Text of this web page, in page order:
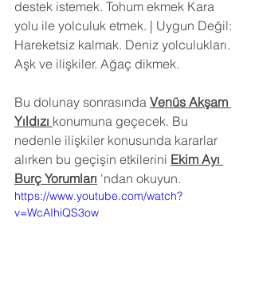
destek istemek. Tohum ekmek Kara
yolu ile yolculuk etmek. | Uygun Değil:
Hareketsiz kalmak. Deniz yolculukları.
Aşk ve ilişkiler. Ağaç dikmek.
Bu dolunay sonrasında Venüs Akşam
Yıldızı konumuna geçecek. Bu
nedenle ilişkiler konusunda kararlar
alırken bu geçişin etkilerini Ekim Ayı
Burç Yorumları 'ndan okuyun.
https://www.youtube.com/watch?
v=WcAIhiQS3ow